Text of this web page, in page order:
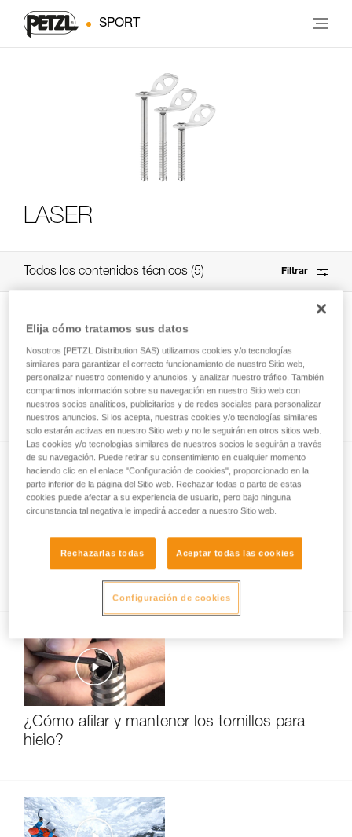
SPORT
LASER
Todos los contenidos técnicos 5 Filtrar
Revisión de anclajes en roca, hielo o mixto.
Gestualidad en escalada en hielo -
conocimientos básicos
¿Cómo afilar y mantener los tornillos para
hielo?
Elija cómo tratamos sus datos
Nosotros [PETZL Distribution SAS) utilizamos cookies y/o tecnologías
similares para garantizar el correcto funcionamiento de nuestro Sitio web,
personalizar nuestro contenido y anuncios, y analizar nuestro tráfico. También
compartimos información sobre su navegación en nuestro Sitio web con
nuestros socios analíticos, publicitarios y de redes sociales para personalizar
nuestros anuncios. Si los acepta, nuestras cookies y/o tecnologías similares
solo estarán activas en nuestro Sitio web y no le seguirán en otros sitios web.
Las cookies y/o tecnologías similares de nuestros socios le seguirán a través
de su navegación. Puede retirar su consentimiento en cualquier momento
haciendo clic en el enlace "Configuración de cookies", proporcionado en la
parte inferior de la página del Sitio web. Rechazar todas o parte de estas
cookies puede afectar a su experiencia de usuario, pero bajo ninguna
circunstancia tal negativa le impedirá acceder a nuestro Sitio web.
Rechazarlas todas Aceptar todas las cookies
Configuración de cookies